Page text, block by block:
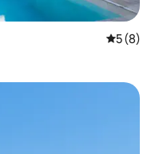
5 (8)